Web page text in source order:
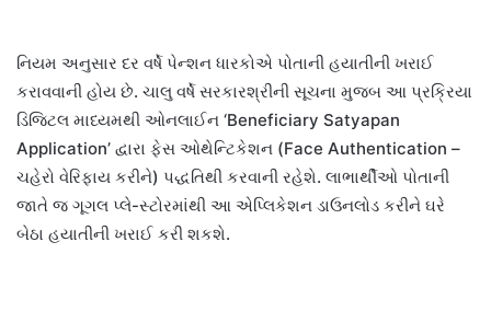
નિયમ અનુસાર દર વર્ષે પેન્શન ધારકોએ પોતાની હયાતીની ખરાઈ
કરાવવાની હોય છે. ચાલુ વર્ષે સરકારશ્રીની સૂચના મુજબ આ પ્રક્રિયા
ડિજિટલ માધ્યમથી ઓનલાઈન ‘Beneficiary Satyapan
Application’ દ્વારા ફેસ ઓથેન્ટિકેશન (Face Authentication –
ચહેરો વેરિફાય કરીને) પદ્ધતિથી કરવાની રહેશે. લાભાર્થીઓ પોતાની
જાતે જ ગૂગલ પ્લે-સ્ટોરમાંથી આ એપ્લિકેશન ડાઉનલોડ કરીને ઘરે
બેઠા હયાતીની ખરાઈ કરી શકશે.